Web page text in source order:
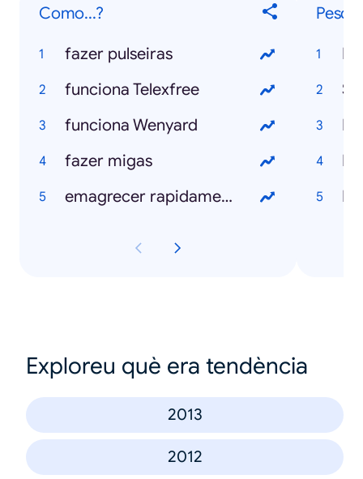
Como...?
fazer pulseiras
funciona Telexfree
funciona Wenyard
fazer migas
emagrecer rapidamente
Exploreu què era tendència
2013
2012